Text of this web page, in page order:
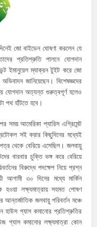
জো বাইডেন ঘোষণা করলেন যে
প্রতিশ্রুতি পালনে যোগদান
ইমানুয়েল ম্যাক্রন টুইট করে জো
জানিয়েছেন। বিশেষজ্ঞদের
যোগদান অত্যন্ত গুরুত্বপূর্ণ হলেও
পথ হাঁটতে হবে।
সময় আমেরিকা প্যারিস এগ্রিমেন্ট
সই করার কিছুদিনের মধ্যেই
থেকে বেরিয়ে এসেছিল। জলবায়ু
বারবার চুক্তি ভঙ্গ করে বেরিয়ে
বিরুদ্ধে পদক্ষেপ নিয়ে প্রশ্ন
আগামী ৩০ দিনের মধ্যে মার্কিন
হওয়া লক্ষ্যমাত্রায় সহমত পোষণ
জলবায়ু পরিবর্তন মঞ্চে
হাউস গ্যাস কমানোর প্রতিশ্রুতির
গ্যাস কমানোর লক্ষ্যমাত্রা কোন